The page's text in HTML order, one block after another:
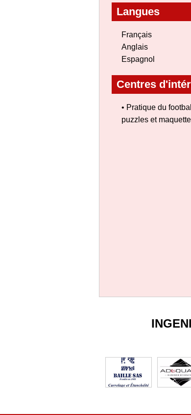
Langues
Français
Anglais
Espagnol
Centres
• Pratique du
puzzles et